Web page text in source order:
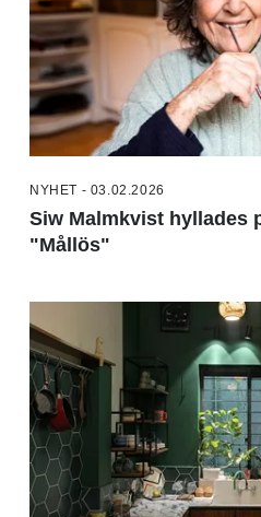
NYHET - 03.02.2026
Siw Malmkvist hyllades
"Mållös"